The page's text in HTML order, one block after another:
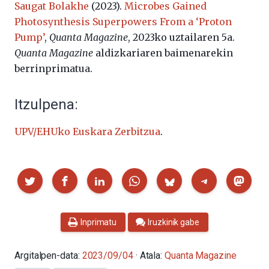
Saugat Bolakhe (2023). Microbes Gained
Photosynthesis Superpowers From a ‘Proton
Pump’, Quanta Magazine, 2023ko uztailaren 5a.
Quanta Magazine aldizkariaren baimenarekin
berrinprimatua.
Itzulpena:
UPV/EHUko Euskara Zerbitzua.
Partekatu
Inprimatu Iruzkinik gabe
Argitalpen-data: 2023/09/04 · Atala:Quanta Magazine